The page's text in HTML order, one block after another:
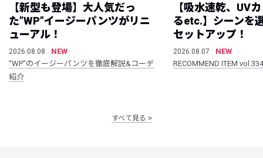
【新型も登場】大人気だっ
た”WP”イージーパンツがリニ
ューアル！
2026.08.08
NEW
“WP”のイージーパンツを徹底解説&コーデ
紹介
【吸水速乾、UV
るetc.】シーンを
セットアップ！
2026.08.07
NEW
RECOMMEND ITEM vol.334
すべて見る